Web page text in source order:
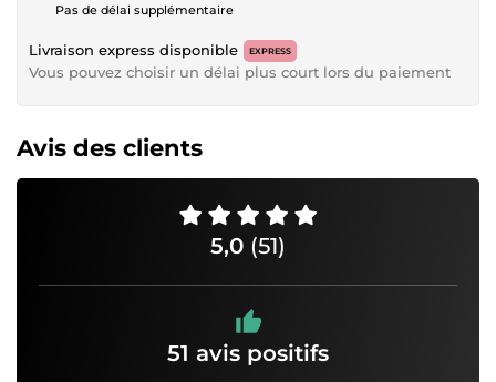
Pas de délai supplémentaire
Livraison express disponible EXPRESS
Vous pouvez choisir un délai plus court lors du paiement
Avis des clients
5,0 (51)
51 avis positifs